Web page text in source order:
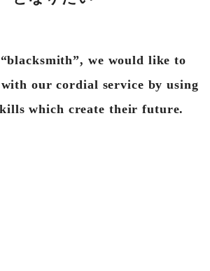
we would like to
our cordial service by using
which create their future.